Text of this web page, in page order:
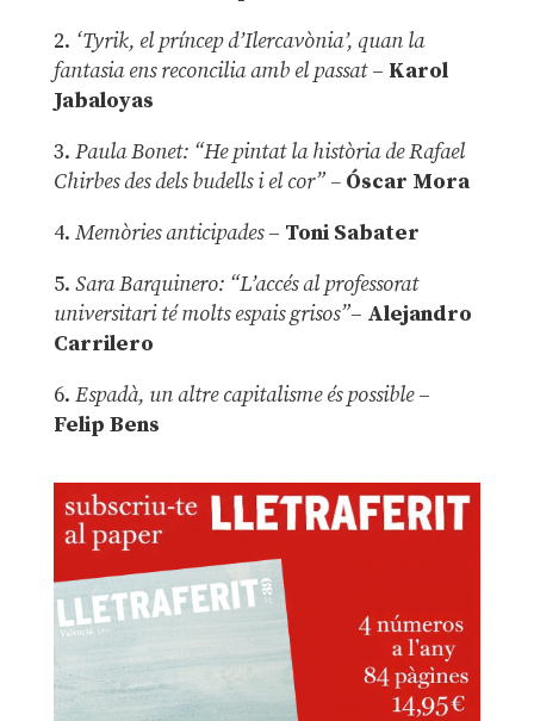
2. ‘Tyrik, el príncep d’Ilercavònia’, quan la
fantasia ens reconcilia amb el passat– Karol
Jabaloyas
3. Paula Bonet: “He pintat la història de Rafael
Chirbes des dels budells i el cor” –Óscar Mora
4. Memòries anticipades– Toni Sabater
5. Sara Barquinero: “L’accés al professorat
universitari té molts espais grisos”– Alejandro
Carrilero
6. Espadà, un altre capitalisme és possible –
Felip Bens